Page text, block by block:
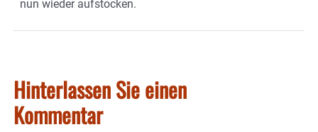
nun wieder aufstocken.
Hinterlassen Sie einen
Kommentar